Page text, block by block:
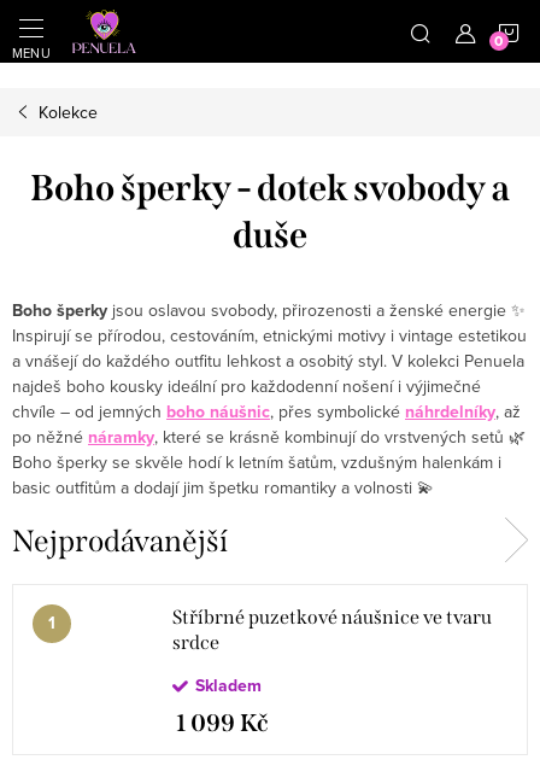
https://cz.pinterest.com/shoppenuela/
Přejít na obsah
Kolekce
Boho šperky - dotek svobody a
duše
Boho šperky jsou oslavou svobody, přirozenosti a ženské energie ✨
Inspirují se přírodou, cestováním, etnickými motivy i vintage estetikou
a vnášejí do každého outfitu lehkost a osobitý styl. V kolekci Penuela
najdeš boho kousky ideální pro každodenní nošení i výjimečné
chvíle – od jemných boho náušnic, přes symbolické náhrdelníky, až
po něžné náramky, které se krásně kombinují do vrstvených setů 🌿
Boho šperky se skvěle hodí k letním šatům, vzdušným halenkám i
basic outfitům a dodají jim špetku romantiky a volnosti 💫
Nejprodávanější
Stříbrné puzetkové náušnice ve tvaru
srdce
Skladem
1 099 Kč